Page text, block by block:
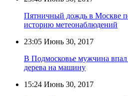
Пятничный дождь в Москве
историю метеонаблюдений
23:05 Июнь 30, 2017
В Подмосковье мужчина впал
дерева на машину
15:24 Июнь 30, 2017